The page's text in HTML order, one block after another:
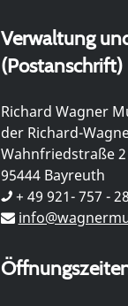
Verwaltung
(Postanschrift)
Richard Wagner
der Richard-
Wahnfriedstraße 2
95444 Bayreuth
+ 49 921- 757 -